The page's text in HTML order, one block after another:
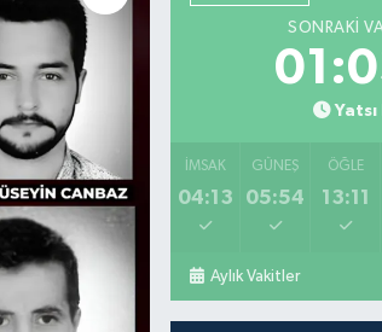
SONRAKI
İMSAK
04:13
GÜNEŞ
05:54
ÖĞLE
13:11
Aylık Vakitler